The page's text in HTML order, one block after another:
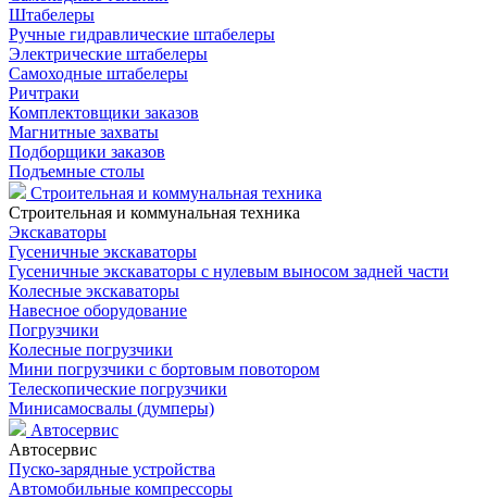
Штабелеры
Ручные гидравлические штабелеры
Электрические штабелеры
Самоходные штабелеры
Ричтраки
Комплектовщики заказов
Магнитные захваты
Подборщики заказов
Подъемные столы
Строительная и коммунальная техника
Строительная и коммунальная техника
Экскаваторы
Гусеничные экскаваторы
Гусеничные экскаваторы с нулевым выносом задней части
Колесные экскаваторы
Навесное оборудование
Погрузчики
Колесные погрузчики
Мини погрузчики с бортовым повотором
Телескопические погрузчики
Минисамосвалы (думперы)
Автосервис
Автосервис
Пуско-зарядные устройства
Автомобильные компрессоры